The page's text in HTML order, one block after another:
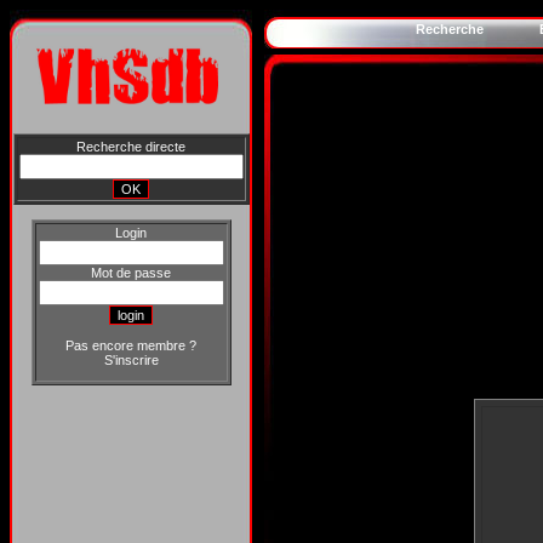
Recherche directe
Login
Mot de passe
Pas encore membre ?
S'inscrire
Recherche